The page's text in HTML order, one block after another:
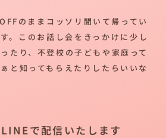
のままコッソリ聞いて帰ってい
。このお話し会をきっかけに少し
たり、不登校の子どもや家庭って
と知ってもらえたりしたらいいな
で配信いたします